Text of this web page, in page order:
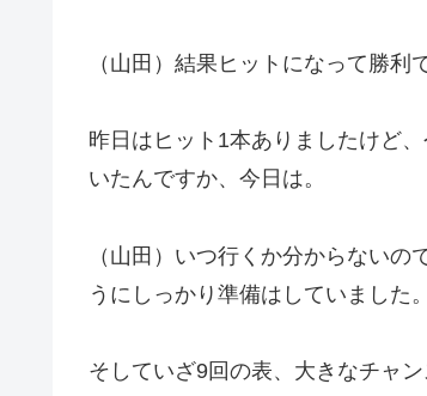
（山田）結果ヒットになって勝利
昨日はヒット1本ありましたけど
いたんですか、今日は。
（山田）いつ行くか分からない
うにしっかり準備はしていました。
そしていざ9回の表、大きなチャ